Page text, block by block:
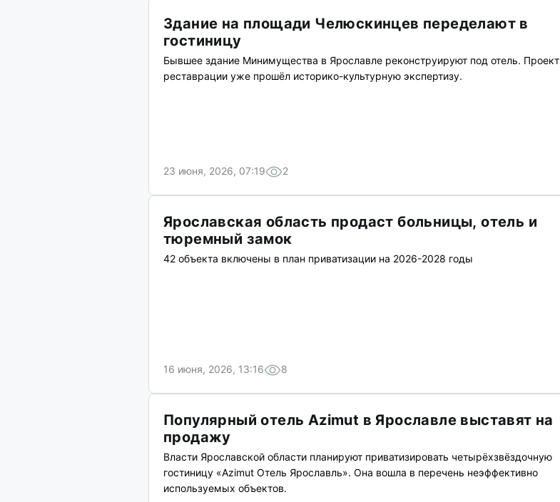
Здание на площади Челюскинцев переделают в
гостиницу
Бывшее здание Минимущества в Ярославле реконструируют под отель. Проект
реставрации уже прошёл историко-культурную экспертизу.
23 июня, 2026, 07:19 2
Ярославская область продаст больницы, отель и
тюремный замок
42 объекта включены в план приватизации на 2026-2028 годы
16 июня, 2026, 13:16 8
Популярный отель Azimut в Ярославле выставят на
продажу
Власти Ярославской области планируют приватизировать четырёхзвёздочную
гостиницу «Azimut Отель Ярославль». Она вошла в перечень неэффективно
используемых объектов.